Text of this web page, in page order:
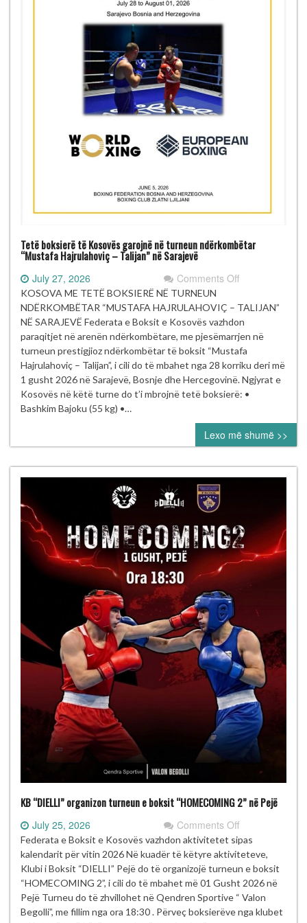
Tetë boksierë të Kosovës garojnë në turneun ndërkombëtar
“Mustafa Hajrulahoviç – Talijan” në Sarajevë
July 27, 2026 Comments Offon
boksierë
të Kosovës
garojnë
në turneun
ndërkombëtar
“Mustafa
–
Sarajevë
KOSOVA ME TETË BOKSIERË NË TURNEUN
NDËRKOMBËTAR “MUSTAFA HAJRULAHOVIÇ – TALIJAN”
NË SARAJEVË Federata e Boksit e Kosovës vazhdon
paraqitjet në arenën ndërkombëtare, me pjesëmarrjen në
turneun prestigjioz ndërkombëtar të boksit “Mustafa
Hajrulahoviç – Talijan”, i cili do të mbahet nga 28 korriku deri më
1 gusht 2026 në Sarajevë, Bosnje dhe Hercegovinë. Ngjyrat e
Kosovës në këtë turne do t’i mbrojnë tetë boksierë: •
Bashkim Bajoku (55 kg) •…
Lexo më shumë >>
KB “DIELLI” organizon turneun e boksit “HOMECOMING 2” në Pejë
July 25, 2026 Comments Offon
KB
“DIELLI”
organizon
turneun
e
boksit
Federata e Boksit e Kosovës vazhdon aktivitetet sipas
kalendarit për vitin 2026 Në kuadër të këtyre aktiviteteve,
Klubi i Boksit “DIELLI” Pejë do të organizojë turneun e boksit
“HOMECOMING 2”, i cili do të mbahet më 01 Gusht 2026 në
Pejë Turneu do të zhvillohet në Qendren Sportive “ Valon
Begolli”, me fillim nga ora 18:30 . Përveç boksierëve nga klubet